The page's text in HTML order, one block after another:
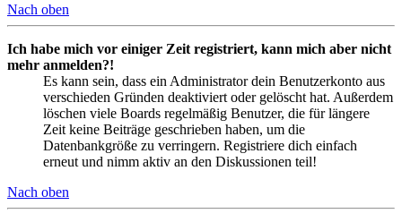
Nach oben
Ich habe mich vor einiger Zeit registriert, kann mich aber nicht
mehr anmelden?!
Es kann sein, dass ein Administrator dein Benutzerkonto aus
verschieden Gründen deaktiviert oder gelöscht hat. Außerdem
löschen viele Boards regelmäßig Benutzer, die für längere
Zeit keine Beiträge geschrieben haben, um die
Datenbankgröße zu verringern. Registriere dich einfach
erneut und nimm aktiv an den Diskussionen teil!
Nach oben